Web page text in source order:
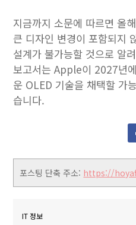
지금까지 소문에 따르면 올
큰 디자인 변경이 포함되지
설계가 불가능할 것으로 알
보고서는 Apple이 2027년
운 OLED 기술을 채택할 가
습니다.
포스팅 단축 주소: https://
IT 정보